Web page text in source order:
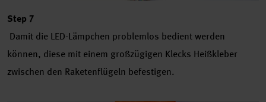
Step 7
Damit die LED-Lämpchen problemlos bedient werden
können, diese mit einem großzügigen Klecks Heißkleber
zwischen den Raketenflügeln befestigen.